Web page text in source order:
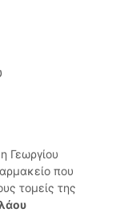
Γεωργίου
που
τομείς της